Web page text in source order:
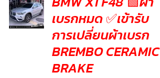
เบรกหมด ✅เข้ารับ
การเปลี่ยนผ้าเบรก
BREMBO CERAMIC
BRAKE